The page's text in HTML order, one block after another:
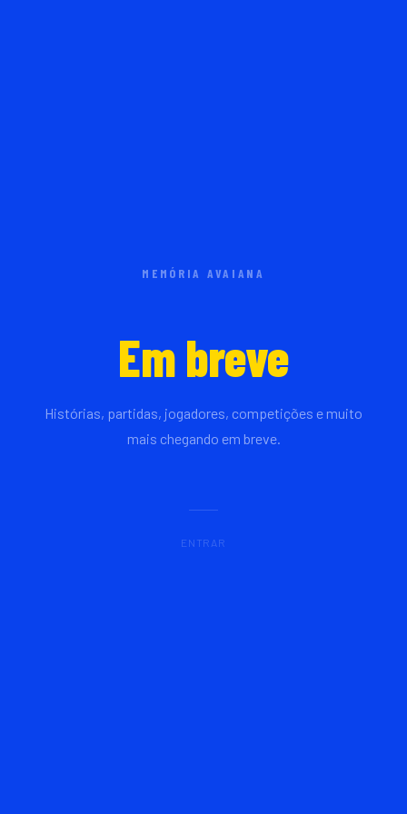
MEMÓRIA AVAIANA
Em breve
Histórias, partidas, jogadores, competições e muito
mais chegando em breve.
ENTRAR